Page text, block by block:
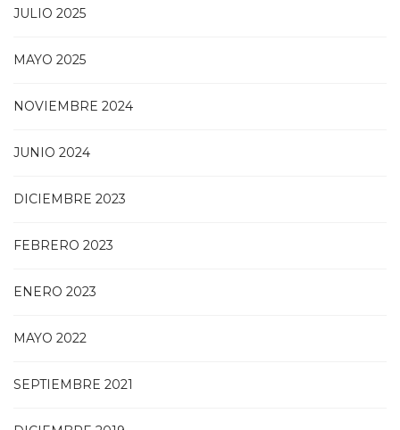
JULIO 2025
MAYO 2025
NOVIEMBRE 2024
JUNIO 2024
DICIEMBRE 2023
FEBRERO 2023
ENERO 2023
MAYO 2022
SEPTIEMBRE 2021